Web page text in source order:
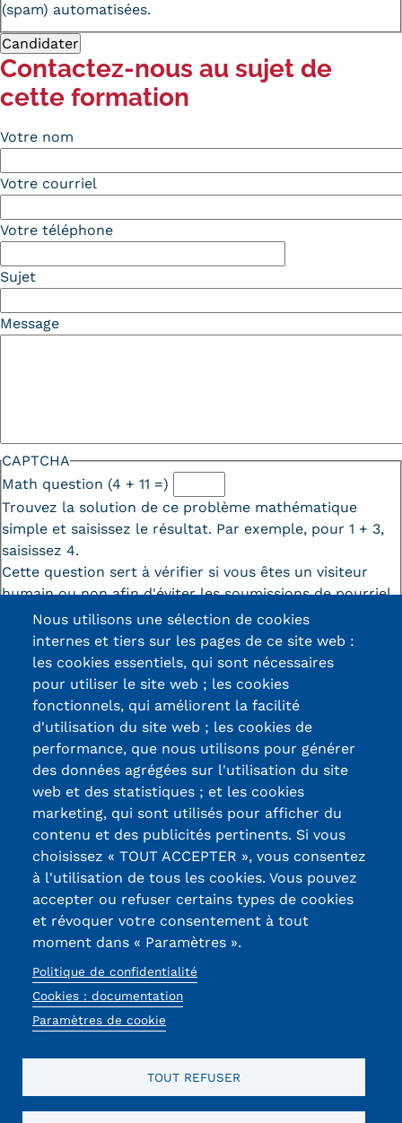
(spam) automatisées.
Contactez-nous au sujet de
cette formation
Votre nom
Votre courriel
Votre téléphone
Sujet
Message
CAPTCHA
Math question (4 + 11 =)
Trouvez la solution de ce problème mathématique
simple et saisissez le résultat. Par exemple, pour 1 + 3,
saisissez 4.
Cette question sert à vérifier si vous êtes un visiteur
humain ou non afin d'éviter les soumissions de pourriel
(spam) automatisées.
13, Rue Ernest
Thierry-Mieg
90010 BELFORT
Cedex
03 84 58 33 10
Réseaux
sociaux
Certifications /
Labels qualité
Nous utilisons une sélection de cookies
internes et tiers sur les pages de ce site web :
les cookies essentiels, qui sont nécessaires
pour utiliser le site web ; les cookies
fonctionnels, qui améliorent la facilité
d'utilisation du site web ; les cookies de
performance, que nous utilisons pour générer
des données agrégées sur l'utilisation du site
web et des statistiques ; et les cookies
marketing, qui sont utilisés pour afficher du
contenu et des publicités pertinents. Si vous
choisissez « TOUT ACCEPTER », vous consentez
à l'utilisation de tous les cookies. Vous pouvez
accepter ou refuser certains types de cookies
et révoquer votre consentement à tout
moment dans « Paramètres ».
Politique de confidentialité
Cookies : documentation
Paramètres de cookie
TOUT REFUSER